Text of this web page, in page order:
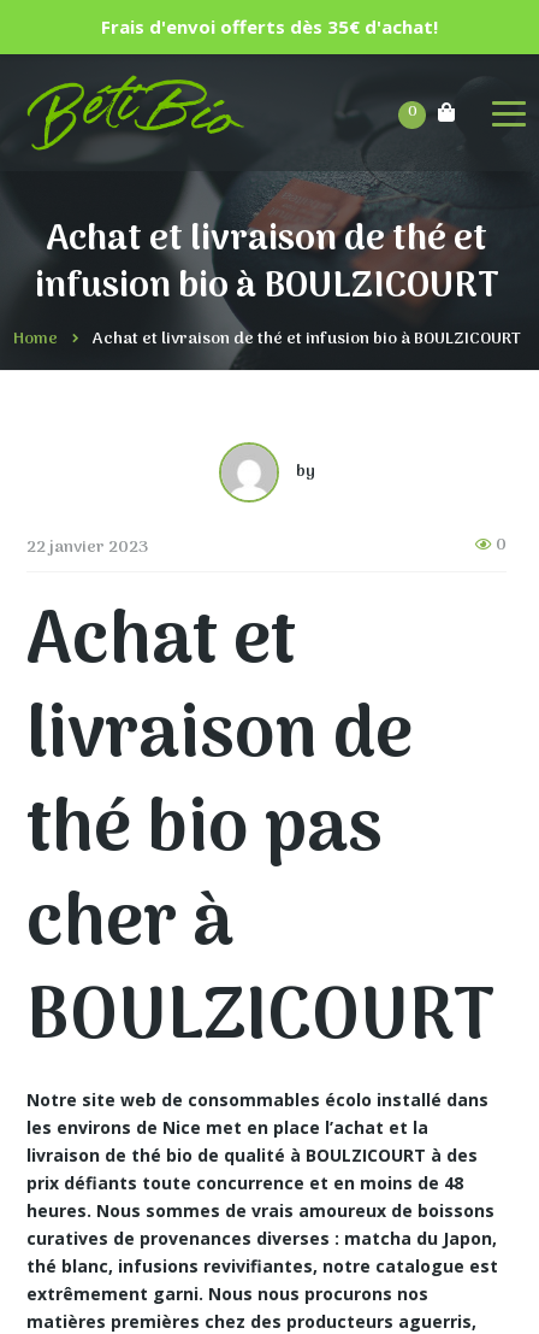
0
Achat et livraison de thé et
infusion bio à BOULZICOURT
Home Achat et livraison de thé et infusion bio à BOULZICOURT
by
22 janvier 2023 0
Achat et
livraison de
thé bio pas
cher à
BOULZICOURT
Notre site web de consommables écolo installé dans
les environs de Nice met en place l’achat et la
livraison de thé bio de qualité à BOULZICOURT à des
prix défiants toute concurrence et en moins de 48
heures. Nous sommes de vrais amoureux de boissons
curatives de provenances diverses : matcha du Japon,
thé blanc, infusions revivifiantes, notre catalogue est
extrêmement garni. Nous nous procurons nos
matières premières chez des producteurs aguerris,
Frais d'envoi offerts dès 35€ d'achat!